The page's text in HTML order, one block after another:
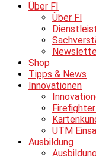
Über FI
Über FI
Shop
Tipps & News
Innovationen
UTM
Ausbildung